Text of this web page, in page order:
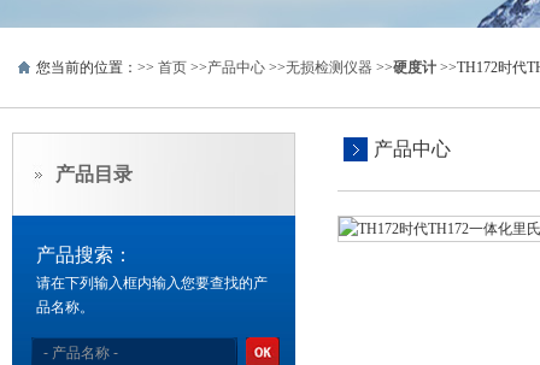
您当前的位置：>> 首页 >>产品中心 >>无损检测仪器 >>硬度计 >>TH172时代
产品目录
产品搜索：
请在下列输入框内输入您要查找的产
品名称。
产品中心